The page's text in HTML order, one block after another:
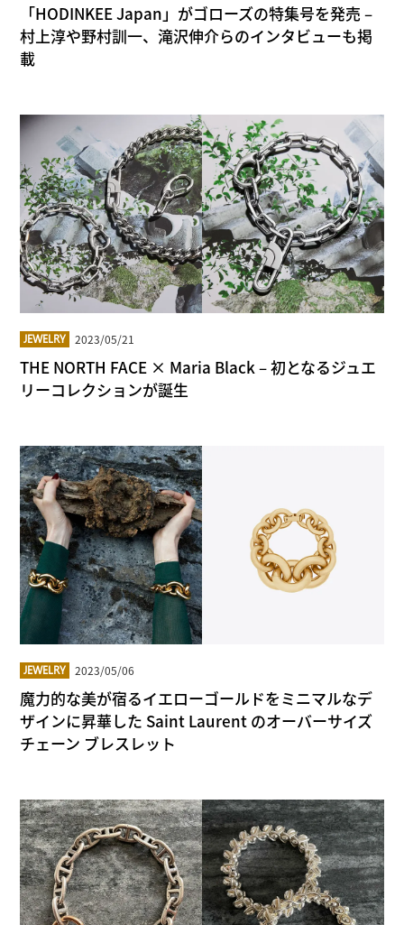
「HODINKEE Japan」がゴローズの特集号を発売 –
村上淳や野村訓一、滝沢伸介らのインタビューも掲
載
JEWELRY 2023/05/21
THE NORTH FACE × Maria Black – 初となるジュエ
リーコレクションが誕生
JEWELRY 2023/05/06
魔力的な美が宿るイエローゴールドをミニマルなデ
ザインに昇華した Saint Laurent のオーバーサイズ
チェーン ブレスレット